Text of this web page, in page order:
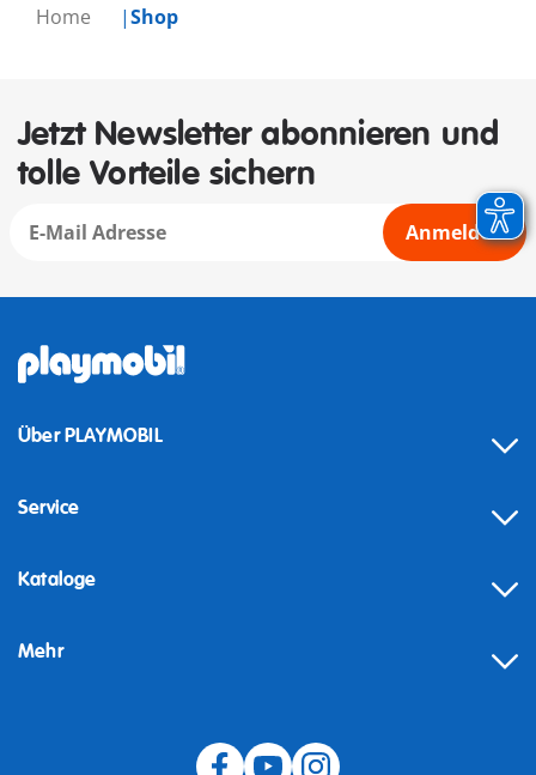
Home Shop
Jetzt Newsletter abonnieren und
tolle Vorteile sichern
Anmelden
Über PLAYMOBIL
Service
Kataloge
Mehr